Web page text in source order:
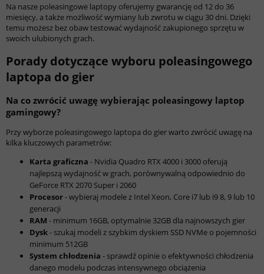
Na nasze poleasingowe laptopy oferujemy gwarancję od 12 do 36
miesięcy, a także możliwość wymiany lub zwrotu w ciągu 30 dni. Dzięki
temu możesz bez obaw testować wydajność zakupionego sprzętu w
swoich ulubionych grach.
Porady dotyczące wyboru poleasingowego
laptopa do gier
Na co zwrócić uwagę wybierając poleasingowy laptop
gamingowy?
Przy wyborze poleasingowego laptopa do gier warto zwrócić uwagę na
kilka kluczowych parametrów:
Karta graficzna - Nvidia Quadro RTX 4000 i 3000 oferują
najlepszą wydajność w grach, porównywalną odpowiednio do
GeForce RTX 2070 Super i 2060
Procesor- wybieraj modele z Intel Xeon, Core i7 lub i9 8, 9 lub 10
generacji
RAM - minimum 16GB, optymalnie 32GB dla najnowszych gier
Dysk- szukaj modeli z szybkim dyskiem SSD NVMe o pojemności
minimum 512GB
System chłodzenia - sprawdź opinie o efektywności chłodzenia
danego modelu podczas intensywnego obciążenia